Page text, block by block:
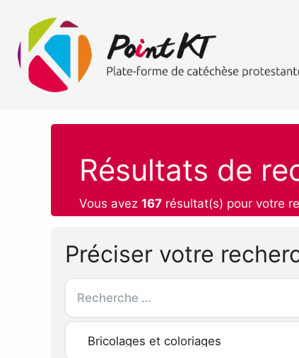
Résultats de
Vous avez 167 résultat(s) pour votre
Préciser votre